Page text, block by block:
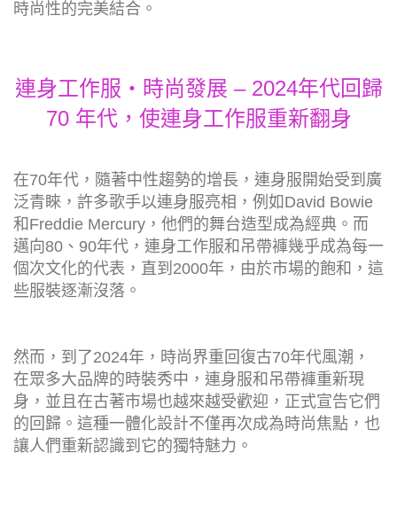
時尚性的完美結合。
連身工作服‧時尚發展 – 2024年代回歸
70 年代，使連身工作服重新翻身
在70年代，隨著中性趨勢的增長，連身服開始受到廣
泛青睞，許多歌手以連身服亮相，例如David Bowie
和Freddie Mercury，他們的舞台造型成為經典。而
邁向80、90年代，連身工作服和吊帶褲幾乎成為每一
個次文化的代表，直到2000年，由於市場的飽和，這
些服裝逐漸沒落。
然而，到了2024年，時尚界重回復古70年代風潮，
在眾多大品牌的時裝秀中，連身服和吊帶褲重新現
身，並且在古著市場也越來越受歡迎，正式宣告它們
的回歸。這種一體化設計不僅再次成為時尚焦點，也
讓人們重新認識到它的獨特魅力。